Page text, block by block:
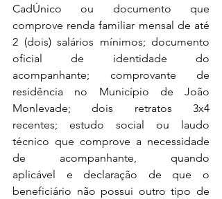
CadÚnico ou documento que
comprove renda familiar mensal de até
2 (dois) salários mínimos; documento
oficial de identidade do
acompanhante; comprovante de
residência no Município de João
Monlevade; dois retratos 3x4
recentes; estudo social ou laudo
técnico que comprove a necessidade
de acompanhante, quando
aplicável e declaração de que o
beneficiário não possui outro tipo de